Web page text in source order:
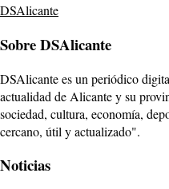
DSAlicante
Sobre DSAlicante
DSAlicante es un periódico
actualidad de Alicante y su
sociedad, cultura, economía,
cercano, útil y actualizado".
Noticias